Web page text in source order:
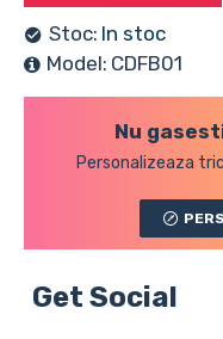
Stoc: In stoc
Model: CDFB01
Get Social
Nu
Personalizeaza